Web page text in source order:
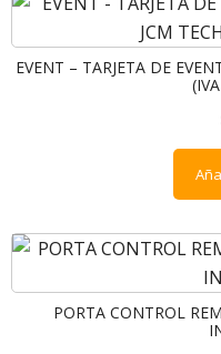
EVENT – TARJETA DE
PORTA CONTROL